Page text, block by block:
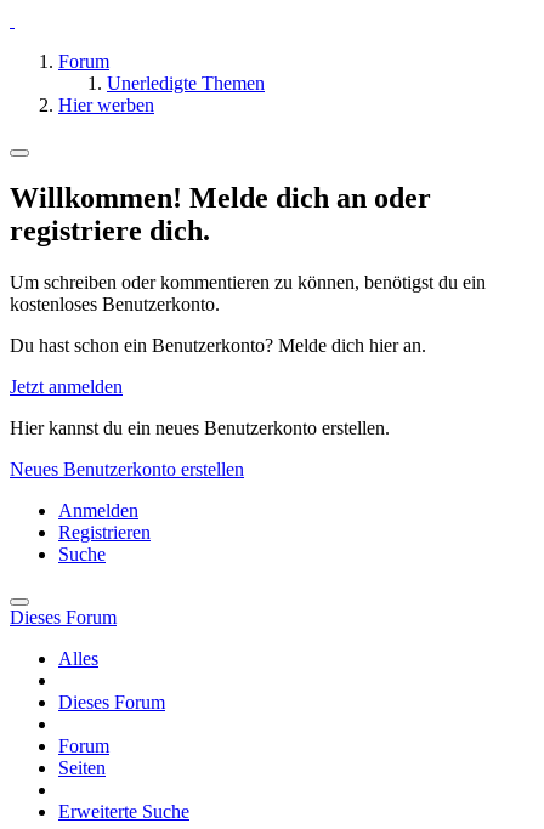
Forum
Unerledigte Themen
Hier werben
Willkommen! Melde dich an oder
registriere dich.
Um schreiben oder kommentieren zu können, benötigst du ein
kostenloses Benutzerkonto.
Du hast schon ein Benutzerkonto? Melde dich hier an.
Jetzt anmelden
Hier kannst du ein neues Benutzerkonto erstellen.
Neues Benutzerkonto erstellen
Anmelden
Registrieren
Suche
Dieses Forum
Alles
Dieses Forum
Forum
Seiten
Erweiterte Suche